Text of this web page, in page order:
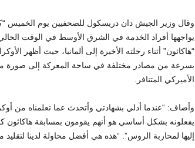
وقال وزير الجيش دان دريسكول للصحفيين يوم الخميس
يواجهها أفراد الخدمة في الشرق الأوسط في الوقت
“هاكاثون” أثناء رحلته الأخيرة إلى ألمانيا، حيث أظهر
بسرعة من مصادر مختلفة في ساحة المعركة إلى صورة
الأميركي المتنافر.
وأضاف: “عندما أدلي بشهادتي وأتحدث عما تعلمناه من
يفعلونه بشكل أساسي هو أنهم يقومون بمسابقة
إليها لمحاربة الروس”. “هذه هي أفضل محاولة لدينا